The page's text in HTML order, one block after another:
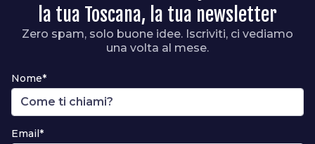
la tua Toscana, la tua newsletter
Zero spam, solo buone idee. Iscriviti, ci vediamo
una volta al mese.
Nome*
Email*